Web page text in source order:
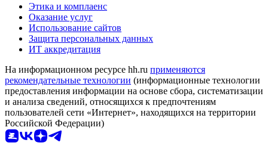
Этика и комплаенс
Оказание услуг
Использование сайтов
Защита персональных данных
ИТ аккредитация
На информационном ресурсе hh.ru применяются
рекомендательные технологии (информационные технологии
предоставления информации на основе сбора, систематизации
и анализа сведений, относящихся к предпочтениям
пользователей сети «Интернет», находящихся на территории
Российской Федерации)